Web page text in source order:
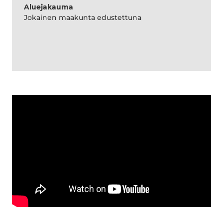
Aluejakauma
Jokainen maakunta edustettuna